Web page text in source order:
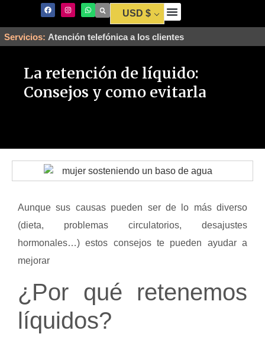
USD $
Servicios: Atención telefónica a los clientes
La retención de líquido:
Consejos y como evitarla
Aunque sus causas pueden ser de lo más diverso
(dieta, problemas circulatorios, desajustes
hormonales…) estos consejos te pueden ayudar a
mejorar
¿Por qué retenemos
líquidos?